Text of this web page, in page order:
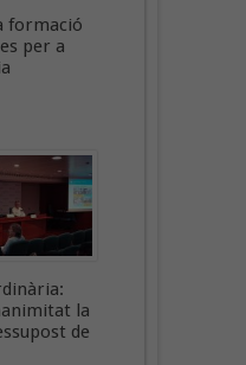
formació
per a
la
de